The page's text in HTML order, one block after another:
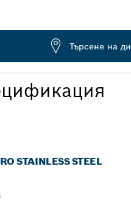
STAINLESS STEEL
Търсене на